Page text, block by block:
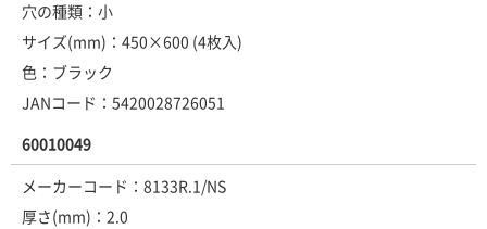
穴の種類：小
サイズ(mm)：450×600 (4枚入)
色：ブラック
JANコード：5420028726051
60010049
メーカーコード：8133R.1/NS
厚さ(mm)：2.0